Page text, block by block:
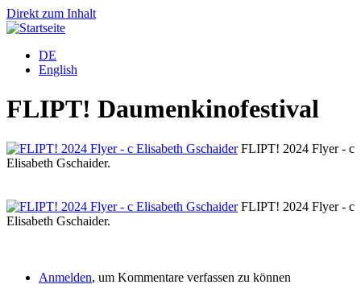
Direkt zum Inhalt
DE
English
FLIPT! Daumenkinofestival
FLIPT! 2024 Flyer - c
Elisabeth Gschaider.
FLIPT! 2024 Flyer - c
Elisabeth Gschaider.
Anmelden, um Kommentare verfassen zu können